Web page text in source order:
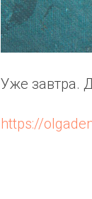
Уже завтра.
https://